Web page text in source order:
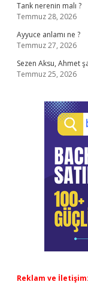
Tank nerenin malı ?
Temmuz 28, 2026
Ayyuce anlamı ne ?
Temmuz 27, 2026
Sezen Aksu, Ahmet
Temmuz 25, 2026
Reklam ve İletişim: